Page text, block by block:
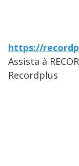
https://
Assista à
Recordplus